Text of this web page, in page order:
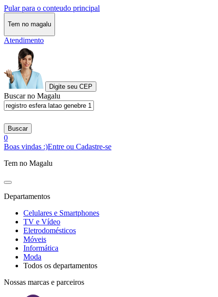
Pular para o conteudo principal
Tem no magalu
Atendimento
Digite seu CEP
Buscar no Magalu
Buscar
0
Boas vindas :)Entre ou Cadastre-se
Tem no Magalu
Departamentos
Celulares e Smartphones
TV e Vídeo
Eletrodomésticos
Móveis
Informática
Moda
Todos os departamentos
Nossas marcas e parceiros